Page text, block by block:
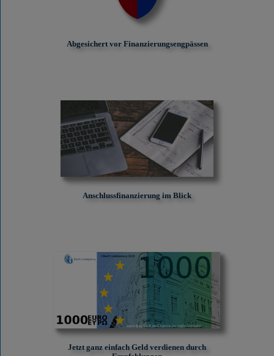
Abgesichert vor Finanzierungs­engpässen
Anschlussfinanzierung im Blick
Jetzt ganz einfach Geld verdienen durch